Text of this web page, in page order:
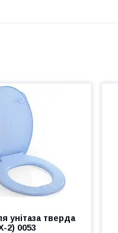
унітаза тверда
2) 0053